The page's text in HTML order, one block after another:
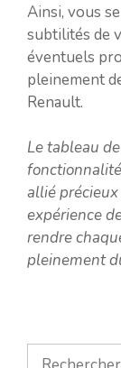
Ainsi, vous
subtilités de
éventuels
pleinement
Renault.
Le tableau
allié
expérience
rendre
pleinement
Rechercher :